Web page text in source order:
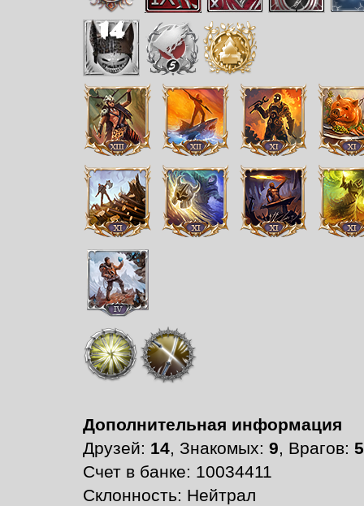
Дополнительная информация
Друзей: 14, Знакомых: 9, Врагов: 5
Счет в банке: 10034411
Склонность: Нейтрал